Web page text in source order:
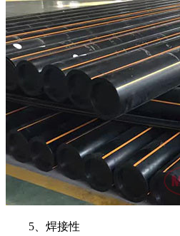
5 、焊接性